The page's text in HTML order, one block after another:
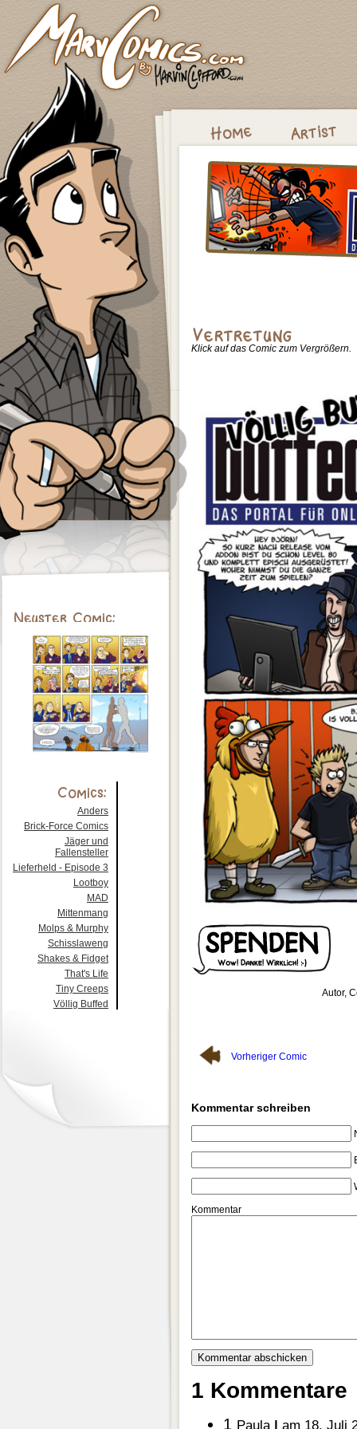
Anders
Brick-Force Comics
Jäger und
Fallensteller
Lieferheld - Episode 3
Lootboy
MAD
Mittenmang
Molps & Murphy
Schisslaweng
Shakes & Fidget
That's Life
Tiny Creeps
Völlig Buffed
Klick auf das Comic zum Vergrößern.
Autor,
Vorheriger Comic
Kommentar schreiben
Kommentar
1 Kommentare
1 Paula | am 18. Juli